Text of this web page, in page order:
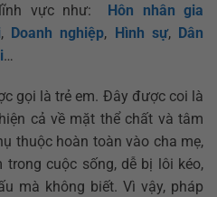
vực như:
Hôn nhân gia
, Doanh nghiệp, Hình sự, Dân
…
gọi là trẻ em. Đây được coi là
cả về mặt thể chất và tâm
thuộc hoàn toàn vào cha mẹ,
cuộc sống, dễ bị lôi kéo,
mà không biết. Vì vậy, pháp